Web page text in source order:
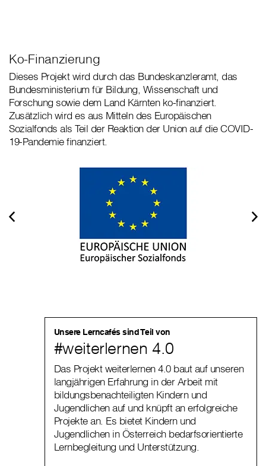
Ko-Finanzierung
Dieses Projekt wird durch das Bundeskanzleramt, das
Bundesministerium für Bildung, Wissenschaft und
Forschung sowie dem Land Kärnten ko-finanziert.
Zusätzlich wird es aus Mitteln des Europäischen
Sozialfonds als Teil der Reaktion der Union auf die COVID-
19-Pandemie finanziert.
Unsere Lerncafés sind Teil von
#weiterlernen 4.0
Das Projekt weiterlernen 4.0 baut auf unseren
langjährigen Erfahrung in der Arbeit mit
bildungsbenachteiligten Kindern und
Jugendlichen auf und knüpft an erfolgreiche
Projekte an. Es bietet Kindern und
Jugendlichen in Österreich bedarfsorientierte
Lernbegleitung und Unterstützung.